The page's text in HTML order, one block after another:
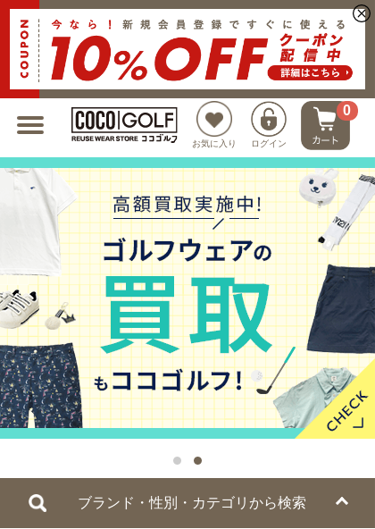
お気に入り ログイン
0
新規会員登録でクーポンプレゼント
ブランド・性別・カテゴリから検索